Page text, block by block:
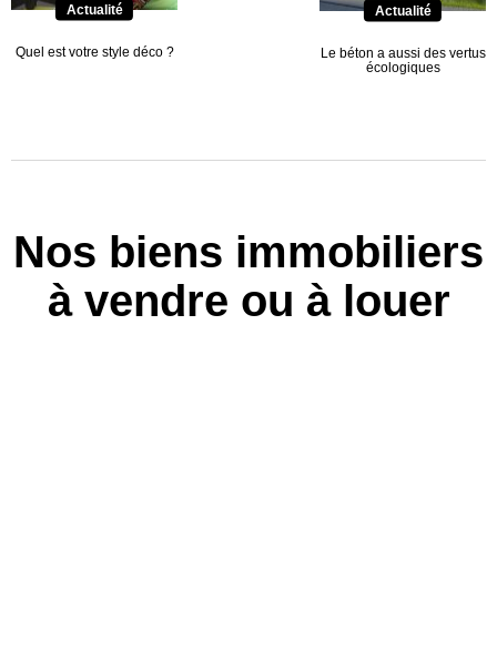
Actualité
Quel est votre style déco ?
Actualité
Le béton a aussi des vertus
écologiques
Nos biens immobiliers
à vendre ou à louer